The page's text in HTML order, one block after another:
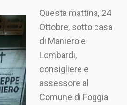
Questa mattina, 24
Ottobre, sotto casa
di Maniero e
Lombardi,
consigliere e
assessore al
Comune di Foggia